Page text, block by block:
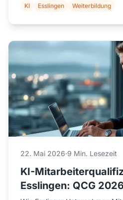
KI Esslingen Weiterbildung
22. Mai 2026·9 Min. Lesezeit
KI-
Esslingen: QCG 2026